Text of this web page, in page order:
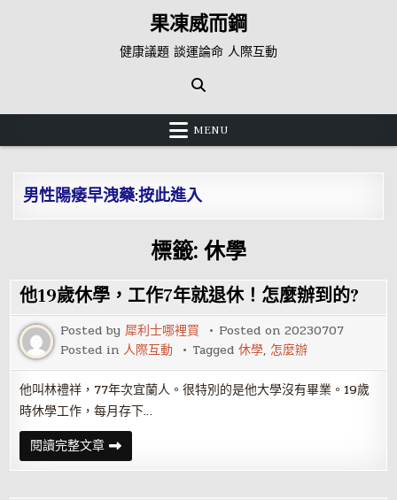
果凍威而鋼
健康議題 談運論命 人際互動
MENU
男性陽痿早洩藥:按此進入
標籤: 休學
他19歲休學，工作7年就退休！怎麼辦到的?
Posted by犀利士哪裡買 Posted on20230707
Posted in人際互動 Tagged休學, 怎麼辦
他叫林禮祥，77年次宜蘭人。很特別的是他大學沒有畢業。19歲
時休學工作，每月存下…
閱讀完整文章他
19
歲
學，